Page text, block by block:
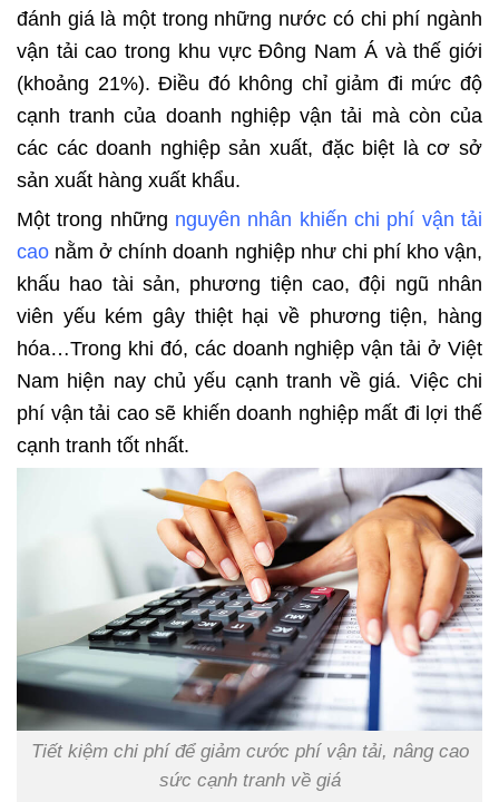
đánh giá là một trong những nước có chi phí ngành
vận tải cao trong khu vực Đông Nam Á và thế giới
(khoảng 21%). Điều đó không chỉ giảm đi mức độ
cạnh tranh của doanh nghiệp vận tải mà còn của
các các doanh nghiệp sản xuất, đặc biệt là cơ sở
sản xuất hàng xuất khẩu.
Một trong những nguyên nhân khiến chi phí vận tải
cao nằm ở chính doanh nghiệp như chi phí kho vận,
khấu hao tài sản, phương tiện cao, đội ngũ nhân
viên yếu kém gây thiệt hại về phương tiện, hàng
hóa…Trong khi đó, các doanh nghiệp vận tải ở Việt
Nam hiện nay chủ yếu cạnh tranh về giá. Việc chi
phí vận tải cao sẽ khiến doanh nghiệp mất đi lợi thế
cạnh tranh tốt nhất.
Tiết kiệm chi phí để giảm cước phí vận tải, nâng cao
sức cạnh tranh về giá